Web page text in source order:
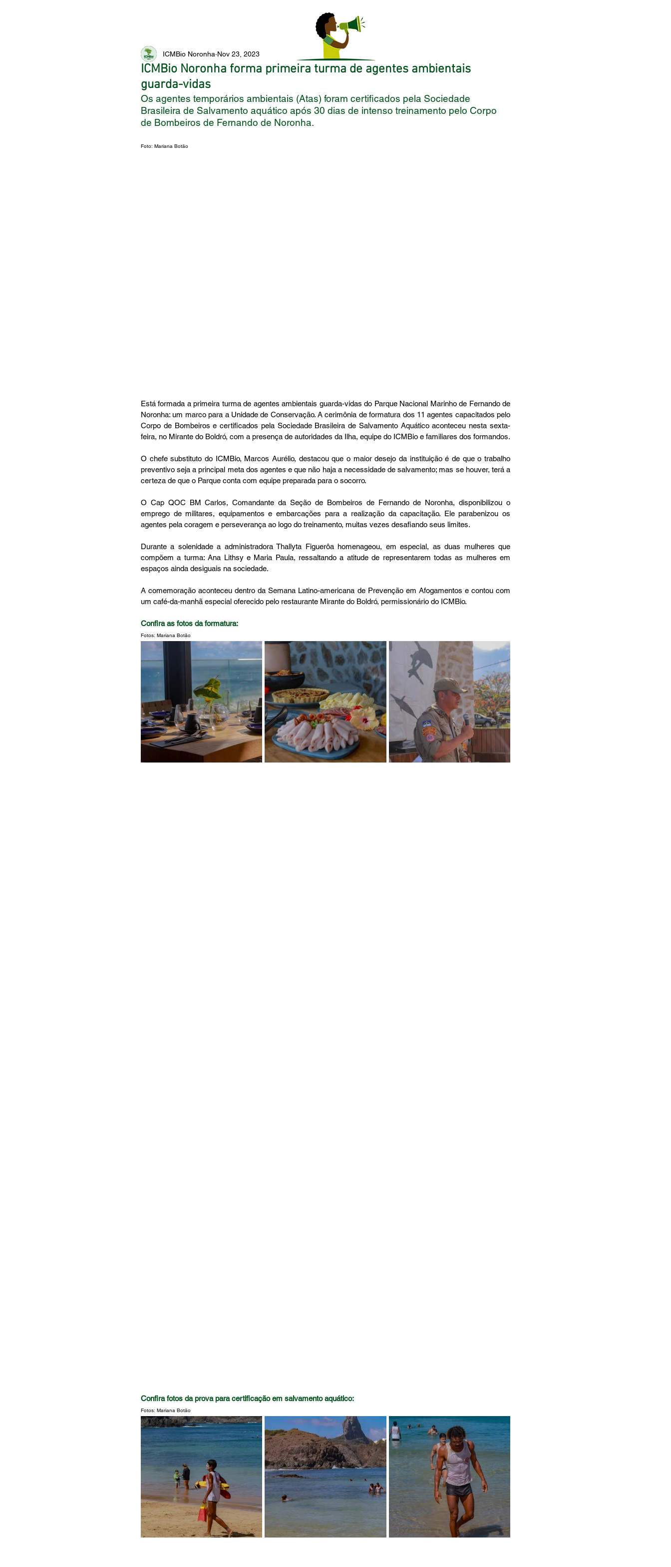
ICMBio Noronha forma primeira turma de agentes ambientais
guarda-vidas
ICMBio Noronha Nov 23, 2023
Os agentes temporários ambientais (Atas) foram certificados pela Sociedade
Brasileira de Salvamento aquático após 30 dias de intenso treinamento pelo Corpo
de Bombeiros de Fernando de Noronha.
Foto: Mariana Botão
Está formada a primeira turma de agentes ambientais guarda-vidas do Parque Nacional Marinho de Fernando de
Noronha: um marco para a Unidade de Conservação. A cerimônia de formatura dos 11 agentes capacitados pelo
Corpo de Bombeiros e certificados pela Sociedade Brasileira de Salvamento Aquático aconteceu nesta sexta-
feira, no Mirante do Boldró, com a presença de autoridades da Ilha, equipe do ICMBio e familiares dos formandos.
O chefe substituto do ICMBio, Marcos Aurélio, destacou que o maior desejo da instituição é de que o trabalho
preventivo seja a principal meta dos agentes e que não haja a necessidade de salvamento; mas se houver, terá a
certeza de que o Parque conta com equipe preparada para o socorro.
O Cap QOC BM Carlos, Comandante da Seção de Bombeiros de Fernando de Noronha, disponibilizou o
emprego de militares, equipamentos e embarcações para a realização da capacitação. Ele parabenizou os
agentes pela coragem e perseverança ao logo do treinamento, muitas vezes desafiando seus limites.
Durante a solenidade a administradora Thallyta Figuerôa homenageou, em especial, as duas mulheres que
compõem a turma: Ana Lithsy e Maria Paula, ressaltando a atitude de representarem todas as mulheres em
espaços ainda desiguais na sociedade.
A comemoração aconteceu dentro da Semana Latino-americana de Prevenção em Afogamentos e contou com
um café-da-manhã especial oferecido pelo restaurante Mirante do Boldró, permissionário do ICMBio.
Confira as fotos da formatura:
Fotos: Mariana Botão
Confira fotos da prova para certificação em salvamento aquático:
Fotos: Mariana Botão